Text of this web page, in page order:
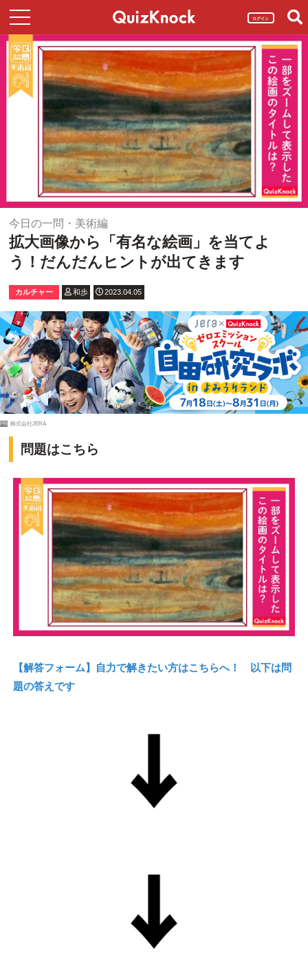
ログイン
今日の一問・美術編
拡大画像から「有名な絵画」を当てよ
う！だんだんヒントが出てきます
カルチャー 和歩 2023.04.05
PR 株式会社JERA
問題はこちら
【解答フォーム】自力で解きたい方はこちらへ！ 以下は問
題の答えです